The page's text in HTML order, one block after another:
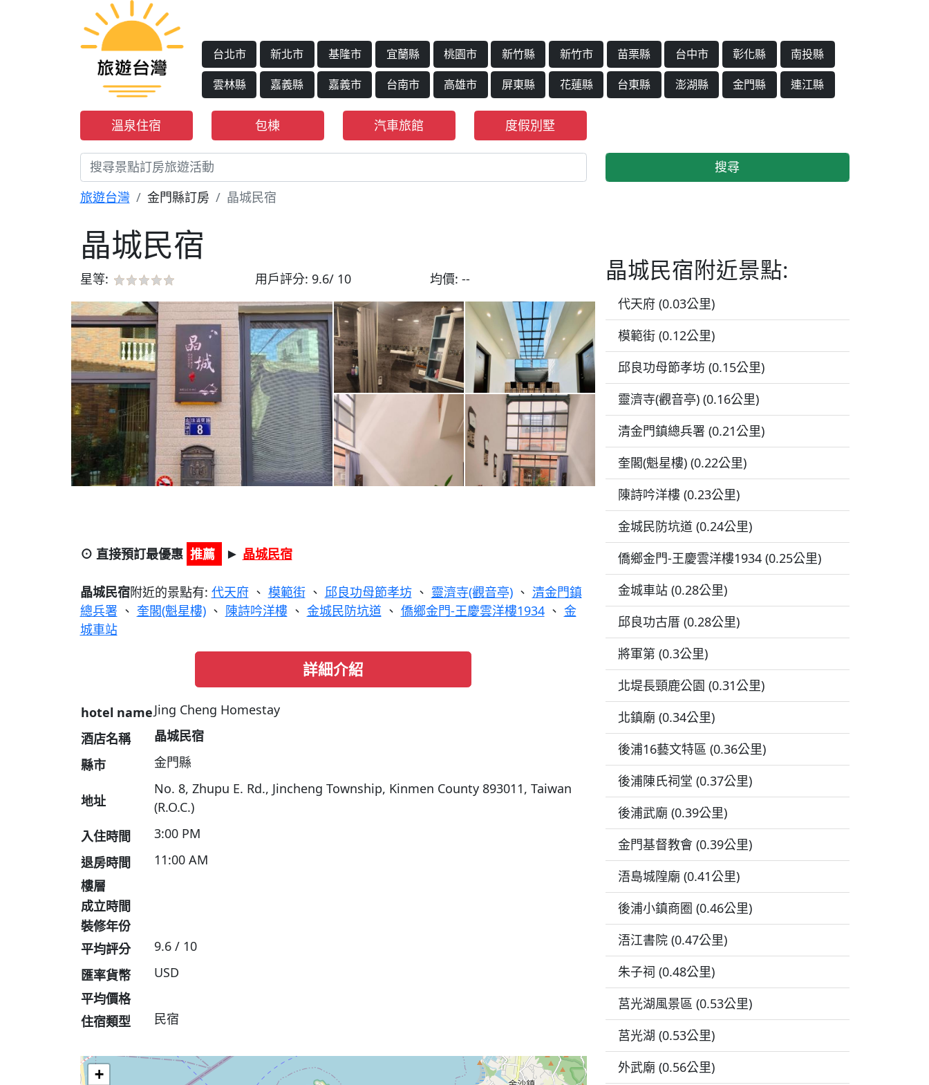
台北市 新北市 基隆市 宜蘭縣 桃園市 新竹縣 新竹市 苗栗縣 台中市 彰化縣
南投縣
雲林縣
嘉義縣 嘉義市 台南市 高雄市 屏東縣 花蓮縣 台東縣 澎湖縣 金門縣 連江縣
溫泉住宿 包棟 汽車旅館 度假別墅
搜尋
旅遊台灣
金門縣訂房 晶城民宿
晶城民宿
星等: 用戶評分: 9.6/ 10 均價:--
⊙ 直接預訂最優惠 推薦 ► 晶城民宿
晶城民宿附近的景點有: 代天府、 模範街、 邱良功母節孝坊、 靈濟寺(觀音亭)、 清金門鎮
總兵署 、 奎閣(魁星樓)、 陳詩吟洋樓、 金城民防坑道 、 僑鄉金門-王慶雲洋樓1934、 金
城車站
詳細介紹
hotel nameJing Cheng Homestay
酒店名稱
晶城民宿
縣市
金門縣
地址
No. 8, Zhupu E. Rd., Jincheng Township, Kinmen County 893011, Taiwan
(R.O.C.)
入住時間
3:00 PM
退房時間
11:00 AM
樓層
成立時間
裝修年份
平均評分
9.6 / 10
匯率貨幣
USD
平均價格
住宿類型
民宿
+
晶城民宿附近景點:
代天府 (0.03公里)
模範街 (0.12公里)
邱良功母節孝坊 (0.15公里)
靈濟寺(觀音亭) (0.16公里)
清金門鎮總兵署 (0.21公里)
奎閣(魁星樓) (0.22公里)
陳詩吟洋樓 (0.23公里)
金城民防坑道 (0.24公里)
僑鄉金門-王慶雲洋樓1934 (0.25公里)
金城車站 (0.28公里)
邱良功古厝 (0.28公里)
將軍第 (0.3公里)
北堤長頸鹿公園 (0.31公里)
北鎮廟 (0.34公里)
後浦16藝文特區 (0.36公里)
後浦陳氏祠堂 (0.37公里)
後浦武廟 (0.39公里)
金門基督教會 (0.39公里)
浯島城隍廟 (0.41公里)
後浦小鎮商圈 (0.46公里)
浯江書院 (0.47公里)
朱子祠 (0.48公里)
莒光湖風景區 (0.53公里)
莒光湖 (0.53公里)
外武廟 (0.56公里)